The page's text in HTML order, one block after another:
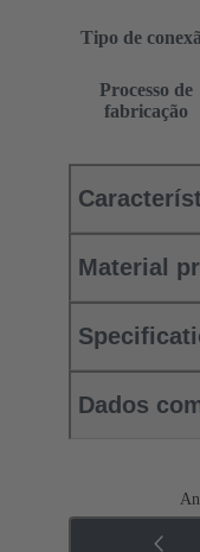
Tipo de
Processo de
fabricação
Material
Dados